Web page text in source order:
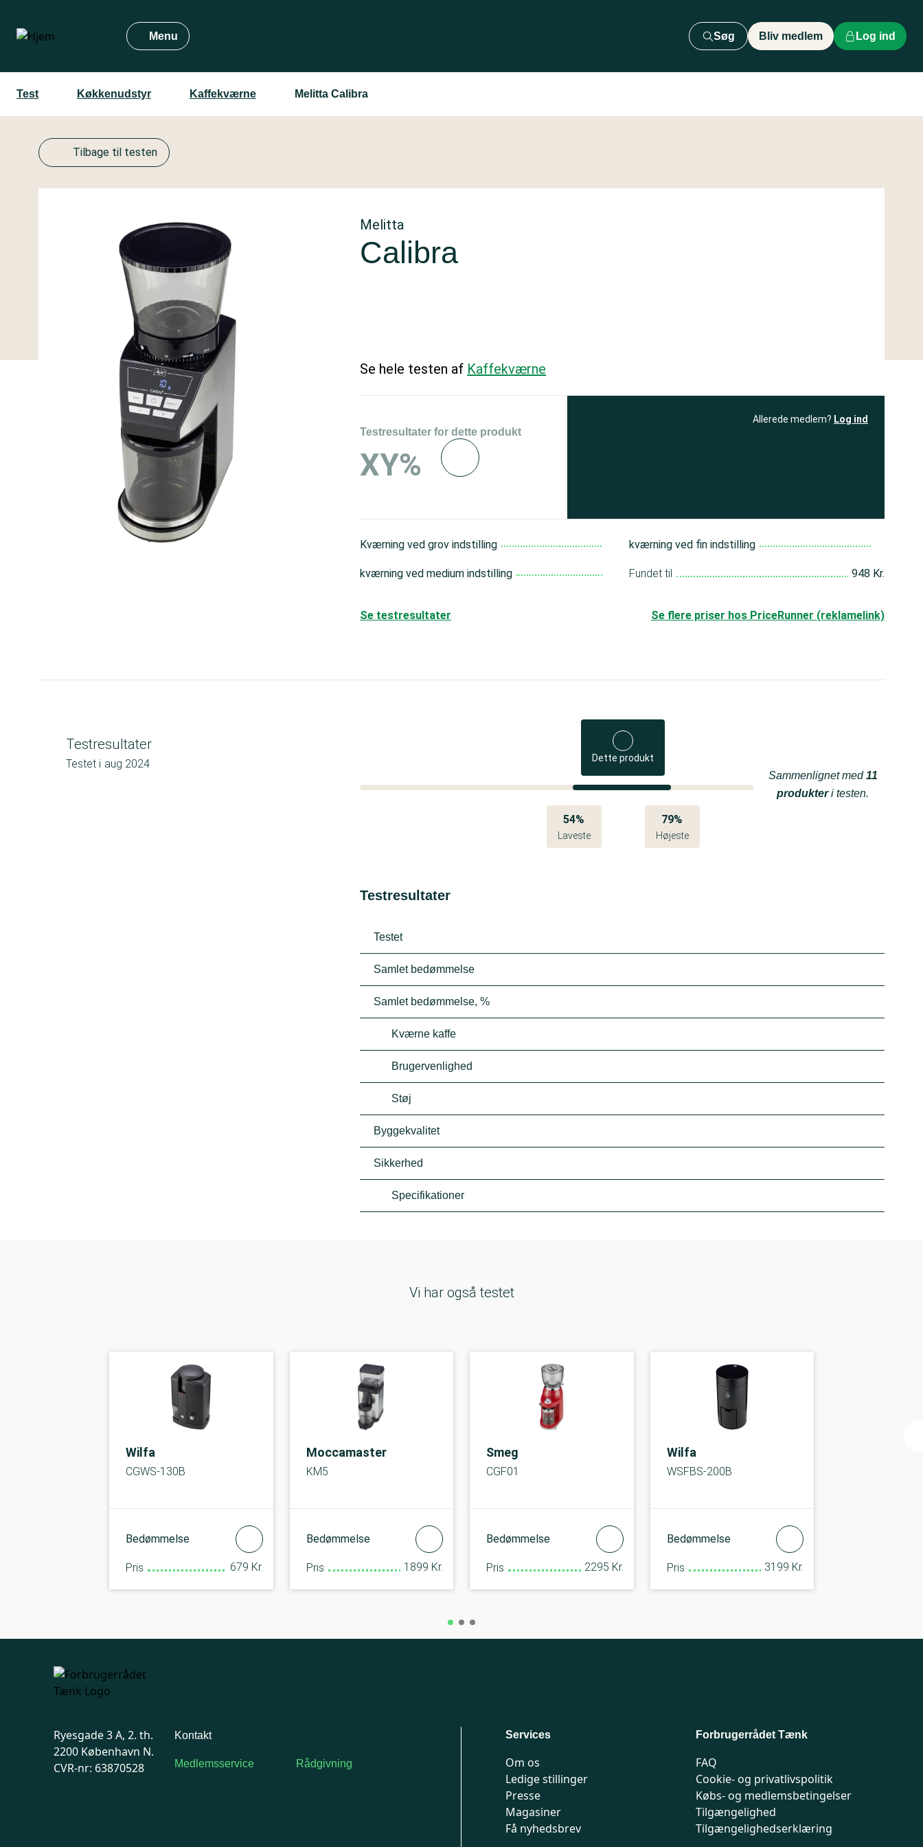
hovedindhold
Menu Søg Bliv medlem Log ind
Test Køkkenudstyr Kaffekværne Melitta Calibra
Tilbage til testen
Melitta
Calibra
Se hele testen af Kaffekværne
Testresultater for dette produkt
XY%
Allerede medlem? Log ind
Kværning ved grov indstilling
kværning ved medium indstilling
kværning ved fin indstilling
Fundet til 948 Kr.
Se flere priser hos PriceRunner (reklamelink)
Se testresultater
Testresultater
Testet i aug 2024 Dette produkt
54%
Laveste
79%
Højeste
Sammenlignet med11
produkteri testen.
Testresultater
Testet
Samlet bedømmelse
Samlet bedømmelse, %
Kværne kaffe
Brugervenlighed
Støj
Byggekvalitet
Sikkerhed
Specifikationer
Vi har også testet
Wilfa
CGWS-130B
Bedømmelse
Pris 679 Kr.
Moccamaster
KM5
Bedømmelse
Pris 1899 Kr.
Smeg
CGF01
Bedømmelse
Pris 2295 Kr.
Wilfa
WSFBS-200B
Bedømmelse
Pris 3199 Kr.
Ryesgade 3 A, 2. th.
2200 København N.
CVR-nr: 63870528
Kontakt
Medlemsservice Rådgivning
Services
Om os
Ledige stillinger
Presse
Magasiner
Få nyhedsbrev
Forbrugerrådet Tænk
FAQ
Cookie- og privatlivspolitik
Købs- og medlemsbetingelser
Tilgængelighed
Tilgængelighedserklæring